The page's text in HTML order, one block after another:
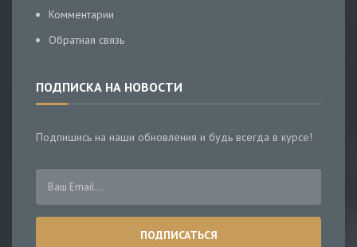
Комментарии
Обратная связь
ПОДПИСКА НА НОВОСТИ
Подпишись на наши обновления и будь всегда в курсе!